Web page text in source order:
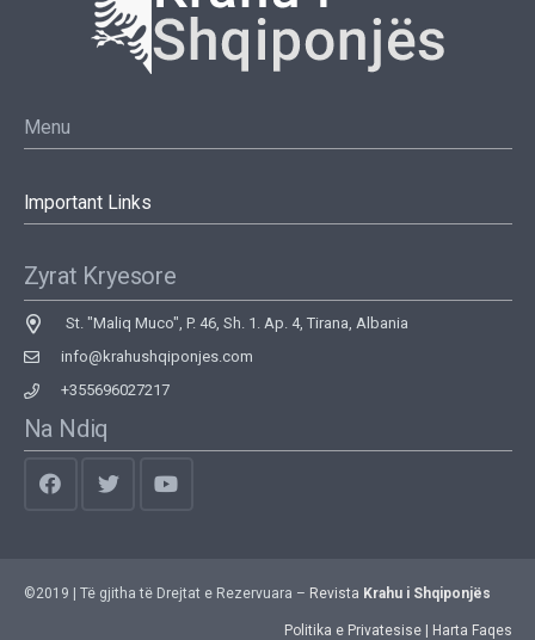
Menu
Important Links
Zyrat Kryesore
St. "Maliq Muco", P. 46, Sh. 1. Ap. 4, Tirana, Albania
info@krahushqiponjes.com
+355696027217
Na Ndiq
©2019 | Të gjitha të Drejtat e Rezervuara – Revista Krahu i Shqiponjës
Politika e Privatesise| Harta Faqes